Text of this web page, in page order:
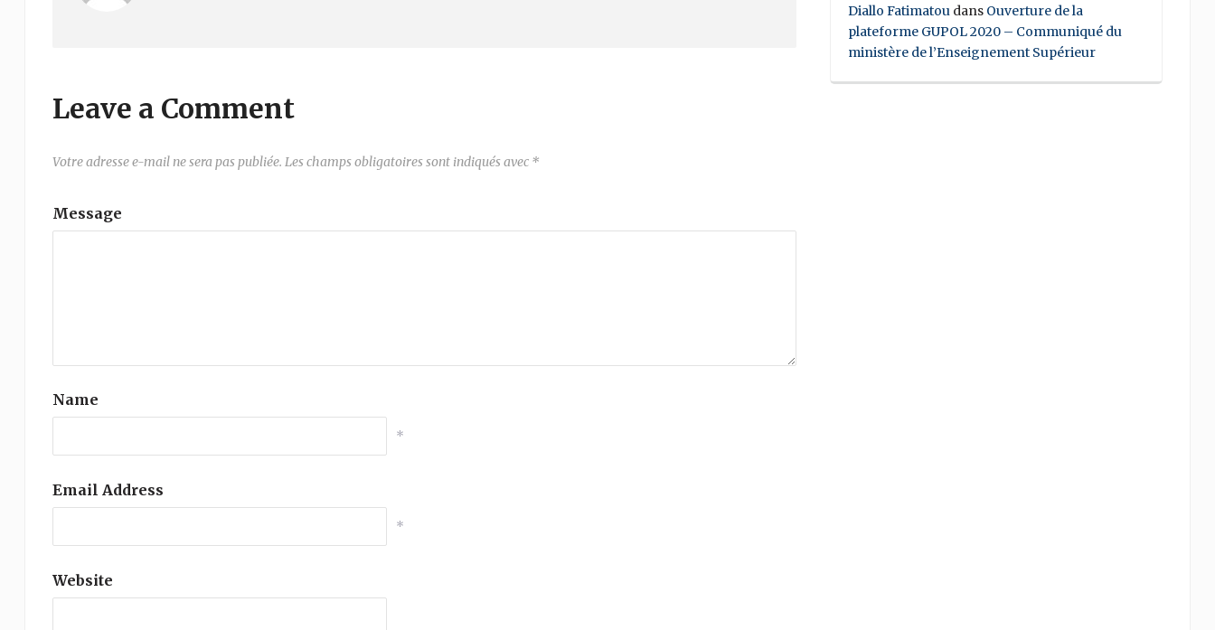
Leave a Comment
Votre adresse e-mail ne sera pas publiée. Les champs obligatoires sont indiqués avec *
Message
Name
*
Email Address
*
Website
Diallo Fatimatoudans Ouverture de la
plateforme GUPOL 2020 – Communiqué du
ministère de l’Enseignement Supérieur